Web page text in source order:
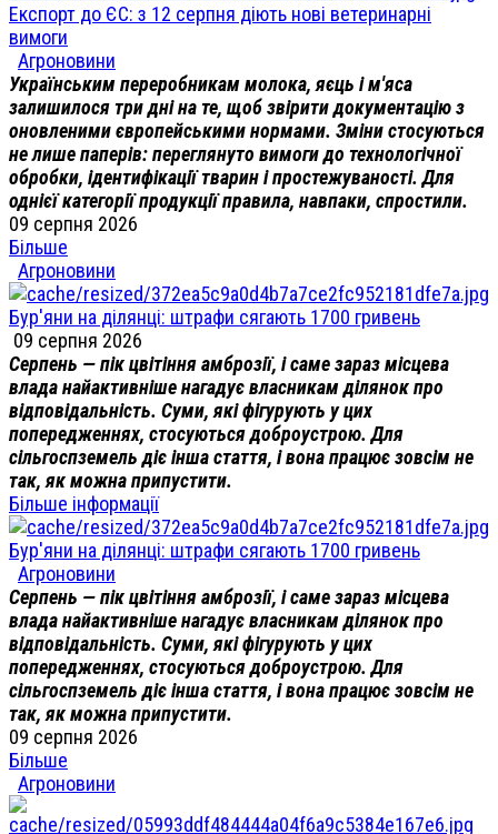
Експорт до ЄС: з 12 серпня діють нові ветеринарні
вимоги
Агроновини
Українським переробникам молока, яєць і м'яса
залишилося три дні на те, щоб звірити документацію з
оновленими європейськими нормами. Зміни стосуються
не лише паперів: переглянуто вимоги до технологічної
обробки, ідентифікації тварин і простежуваності. Для
однієї категорії продукції правила, навпаки, спростили.
09 серпня 2026
Більше
Агроновини
Бур'яни на ділянці: штрафи сягають 1700 гривень
09 серпня 2026
Серпень — пік цвітіння амброзії, і саме зараз місцева
влада найактивніше нагадує власникам ділянок про
відповідальність. Суми, які фігурують у цих
попередженнях, стосуються доброустрою. Для
сільгоспземель діє інша стаття, і вона працює зовсім не
так, як можна припустити.
Більше інформації
Бур'яни на ділянці: штрафи сягають 1700 гривень
Агроновини
Серпень — пік цвітіння амброзії, і саме зараз місцева
влада найактивніше нагадує власникам ділянок про
відповідальність. Суми, які фігурують у цих
попередженнях, стосуються доброустрою. Для
сільгоспземель діє інша стаття, і вона працює зовсім не
так, як можна припустити.
09 серпня 2026
Більше
Агроновини